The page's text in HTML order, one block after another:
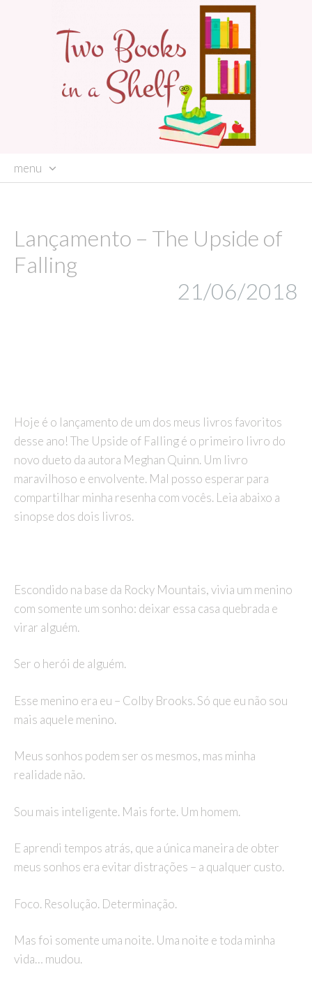
menu
Lançamento – The Upside of
Falling
21/06/2018
Hoje é o lançamento de um dos meus livros favoritos
desse ano! The Upside of Falling é o primeiro livro do
novo dueto da autora Meghan Quinn. Um livro
maravilhoso e envolvente. Mal posso esperar para
compartilhar minha resenha com vocês. Leia abaixo a
sinopse dos dois livros.
Escondido na base da Rocky Mountais, vivia um menino
com somente um sonho: deixar essa casa quebrada e
virar alguém.
Ser o herói de alguém.
Esse menino era eu – Colby Brooks. Só que eu não sou
mais aquele menino.
Meus sonhos podem ser os mesmos, mas minha
realidade não.
Sou mais inteligente. Mais forte. Um homem.
E aprendi tempos atrás, que a única maneira de obter
meus sonhos era evitar distrações – a qualquer custo.
Foco. Resolução. Determinação.
Mas foi somente uma noite. Uma noite e toda minha
vida… mudou.